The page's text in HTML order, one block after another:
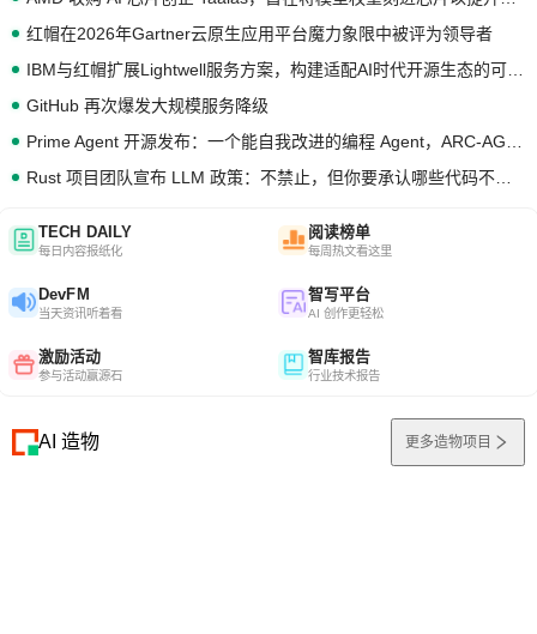
红帽在2026年Gartner云原生应用平台魔力象限中被评为领导者
GitHub 再次爆发大规模服务降级
TECH DAILY
每日内容报纸化
阅读榜单
每周热文看这里
DevFM
当天资讯听着看
智写平台
AI 创作更轻松
激励活动
参与活动赢源石
智库报告
行业技术报告
AI 造物 更多造物项目